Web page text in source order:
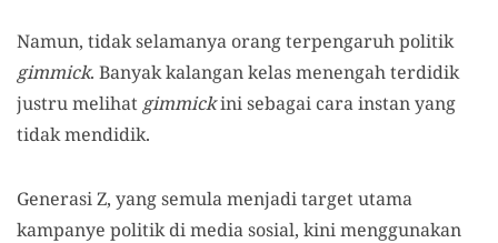
Namun, tidak selamanya orang terpengaruh politik
gimmick. Banyak kalangan kelas menengah terdidik
justru melihat gimmickini sebagai cara instan yang
tidak mendidik.
Generasi Z, yang semula menjadi target utama
kampanye politik di media sosial, kini menggunakan